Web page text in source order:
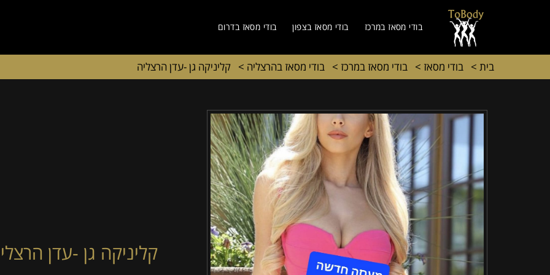
בודי מסאז במרכז בודי מסאז בצפון בודי מסאז בדרום
בית > בודי מסאז > בודי מסאז במרכז > בודי מסאז בהרצליה > קליניקה גן -עדן הרצליה
קליניקה גן -עדן